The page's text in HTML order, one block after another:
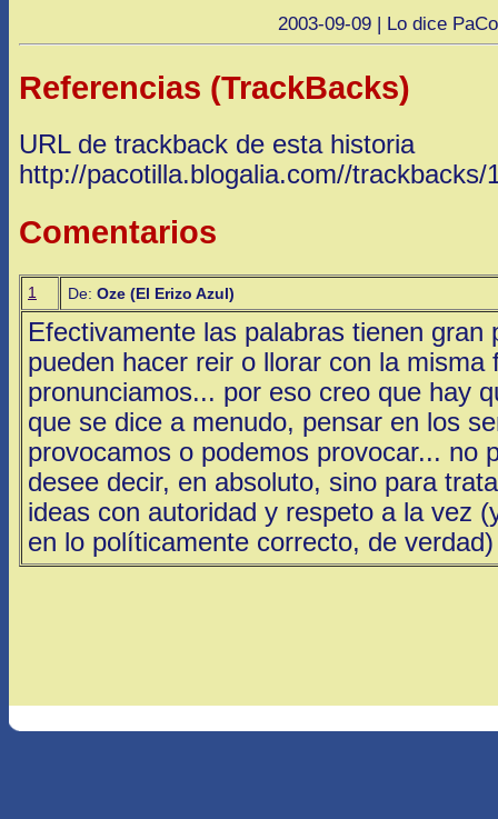
2003-09-09 | Lo dice
Referencias (TrackBacks)
URL de trackback de esta historia
http://pacotilla.blogalia.com//trackbacks/
Comentarios
1 De: Oze (El Erizo Azul)
Efectivamente las palabras tienen gran
pueden hacer reir o llorar con la misma
pronunciamos... por eso creo que hay
que se dice a menudo, pensar en los
provocamos o podemos provocar... no
desee decir, en absoluto, sino para
ideas con autoridad y respeto a la vez
en lo políticamente correcto, de verdad)